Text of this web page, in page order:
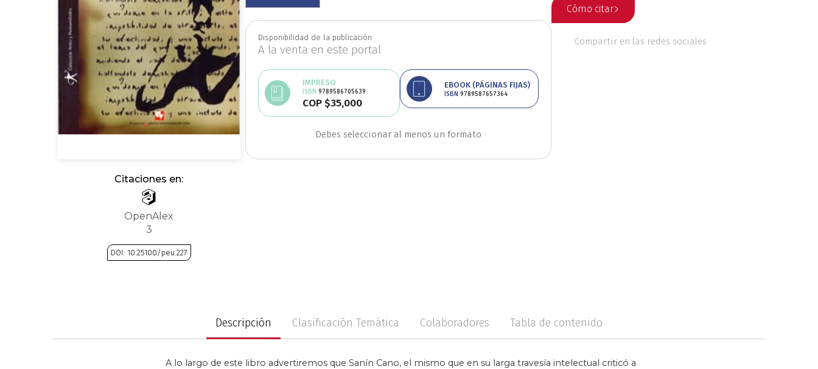
Economía
Educación
Estudios culturales
Estudios editoriales
Estudios regionales
Filosofía
Finanzas Física
Ingeniería Lenguas
Matemáticas
Narcotráfico
Citaciones en:
OpenAlex
3
DOI: 10.25100/peu.227
Disponibilidad de la publicación
A la venta en este portal
IMPRESO
ISBN 9789586705639
COP $35,000
disponibilidad
EBOOK (PÁGINAS FIJAS)
ISBN 9789587657364
Debes seleccionar al menos un formato
Cómo citar
Compartir en las redes sociales
Descripción
A lo largo de este libro advertiremos que Sanín Cano, el mismo que en su larga travesía intelectual criticó a
Clasificación Temática Colaboradores Tabla de contenido